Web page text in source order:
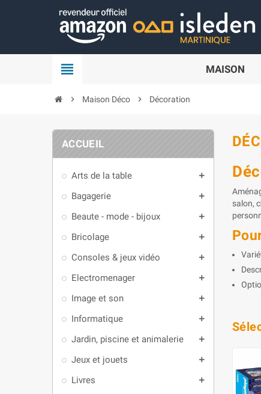
view_headline MAISON
chevron_right Maison Déco chevron_right Décoration
ACCUEIL
Arts de la table add
Bagagerie add
Beaute - mode - bijoux add
Bricolage add
Consoles & jeux vidéo add
Electromenager add
Image et son add
Informatique add
Jardin, piscine et animalerie add
Jeux et jouets add
Livres add
salon,